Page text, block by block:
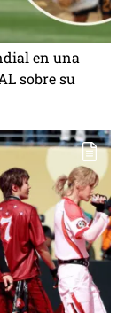
en una
sobre su